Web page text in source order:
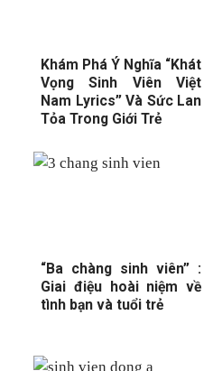
Khám Phá Ý Nghĩa “Khát
Vọng Sinh Viên Việt
Nam Lyrics” Và Sức Lan
Tỏa Trong Giới Trẻ
“Ba chàng sinh viên” :
Giai điệu hoài niệm về
tình bạn và tuổi trẻ